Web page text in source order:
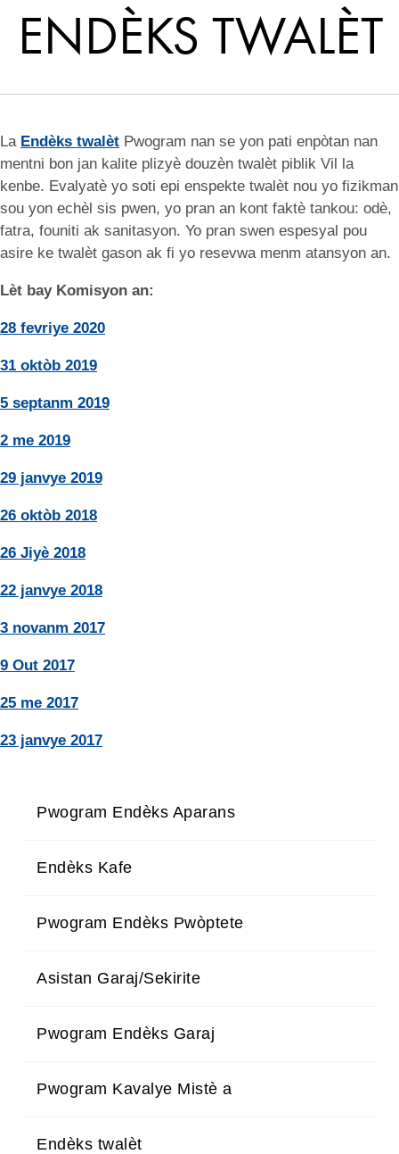
ENDÈKS TWALÈT
La Endèks twalèt Pwogram nan se yon pati enpòtan nan
mentni bon jan kalite plizyè douzèn twalèt piblik Vil la
kenbe. Evalyatè yo soti epi enspekte twalèt nou yo fizikman
sou yon echèl sis pwen, yo pran an kont faktè tankou: odè,
fatra, founiti ak sanitasyon. Yo pran swen espesyal pou
asire ke twalèt gason ak fi yo resevwa menm atansyon an.
Lèt bay Komisyon an:
28 fevriye 2020
31 oktòb 2019
5 septanm 2019
2 me 2019
29 janvye 2019
26 oktòb 2018
26 Jiyè 2018
22 janvye 2018
3 novanm 2017
9 Out 2017
25 me 2017
23 janvye 2017
Pwogram Endèks Aparans
Endèks Kafe
Pwogram Endèks Pwòptete
Asistan Garaj/Sekirite
Pwogram Endèks Garaj
Pwogram Kavalye Mistè a
Endèks twalèt